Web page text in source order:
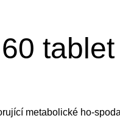
tablet
metabolické ho-